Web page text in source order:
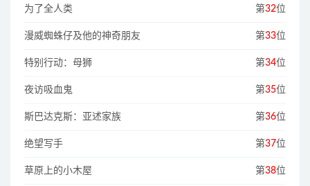
为了全人类 第32位
漫威蜘蛛仔及他的神奇朋友 第33位
特别行动：母狮 第34位
夜访吸血鬼 第35位
斯巴达克斯：亚述家族 第36位
绝望写手 第37位
草原上的小木屋 第38位